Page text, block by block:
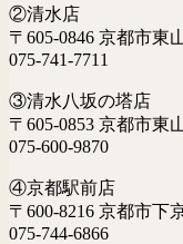
②清水店
〒605-0846 京都市東
075-741-7711
③清水八坂の塔店
〒605-0853 京都市東
075-600-9870
④京都駅前店
〒600-8216 京都市下
075-744-6866